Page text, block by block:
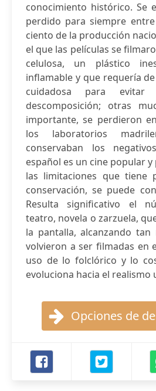
conocimiento histórico. Se
perdido para siempre
ciento de la producción
el que las películas se
celulosa, un plástico
inflamable y que requería
cuidadosa para evitar
descomposición; otras
importante, se perdieron
los laboratorios
conservaban los
español es un cine popular
las limitaciones que tiene
conservación, se puede
Resulta significativo el
teatro, novela o zarzuela,
la pantalla, alcanzando
volvieron a ser filmadas en
uso de lo folclórico y lo
evoluciona hacia el realismo
Opciones de